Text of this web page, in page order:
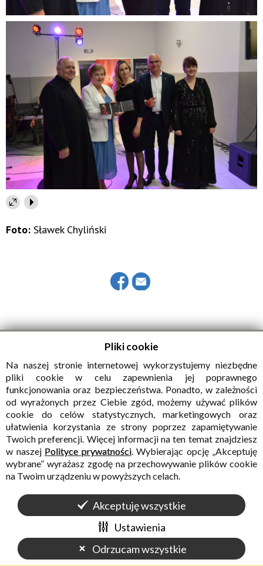
Foto: Sławek Chyliński
POZOSTAŁE W KATEGORII „FOTOREPORTAŻ”
Pliki cookie
Na naszej stronie internetowej wykorzystujemy niezbędne
pliki cookie w celu zapewnienia jej poprawnego
funkcjonowania oraz bezpieczeństwa. Ponadto, w zależności
od wyrażonych przez Ciebie zgód, możemy używać plików
cookie do celów statystycznych, marketingowych oraz
ułatwienia korzystania ze strony poprzez zapamiętywanie
Twoich preferencji. Więcej informacji na ten temat znajdziesz
w naszej Polityce prywatności. Wybierając opcję „Akceptuję
wybrane” wyrażasz zgodę na przechowywanie plików cookie
na Twoim urządzeniu w powyższych celach.
Akceptuję wszystkie
Ustawienia
Odrzucam wszystkie